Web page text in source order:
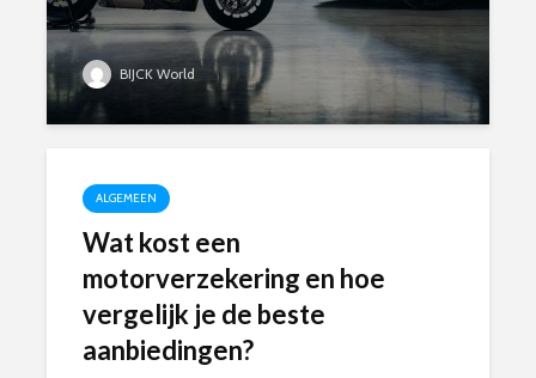
BIJCK World
ALGEMEEN
Wat kost een
motorverzekering en hoe
vergelijk je de beste
aanbiedingen?